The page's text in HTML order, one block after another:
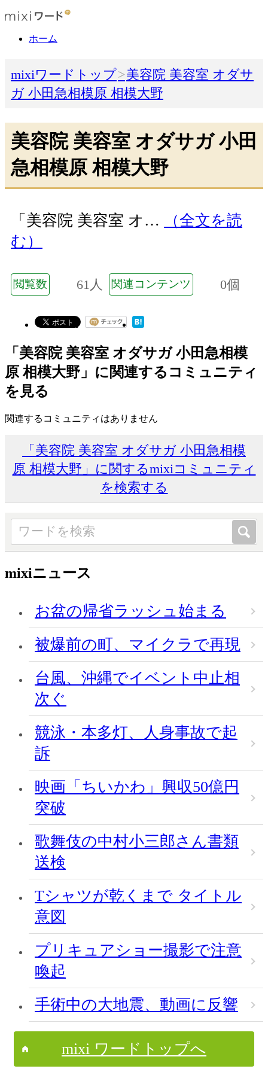
ホーム
mixiワードトップ
美容院 美容室 オダサ
ガ 小田急相模原 相模大野
美容院 美容室 オダサガ 小田
急相模原 相模大野
「美容院 美容室 オ…
（全文を読
む）
閲覧数 61人 関連コンテンツ 0個
「美容院 美容室 オダサガ 小田急相模
原 相模大野」に関連するコミュニティ
を見る
関連するコミュニティはありません
「美容院 美容室 オダサガ 小田急相模
原 相模大野」に関するmixiコミュニティ
を検索する
mixiニュース
お盆の帰省ラッシュ始まる
被爆前の町、マイクラで再現
台風、沖縄でイベント中止相
次ぐ
競泳・本多灯、人身事故で起
訴
映画「ちいかわ」興収50億円
突破
歌舞伎の中村小三郎さん書類
送検
Tシャツが乾くまで タイトル
意図
プリキュアショー撮影で注意
喚起
手術中の大地震、動画に反響
mixi ワードトップへ